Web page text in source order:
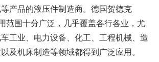
产品的液压件制造商。德国贺德克
范围十分广泛，几乎覆盖各行各业，尤
工业、电力设备、化工、工程机械、造
及机床制造等领域都得到广泛应用。